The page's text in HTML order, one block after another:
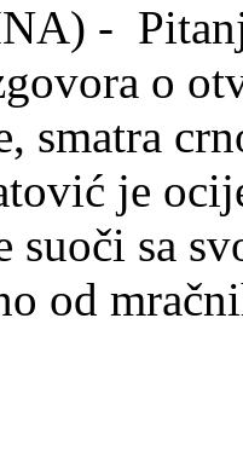
-
o
smatra
je
suoči sa
od